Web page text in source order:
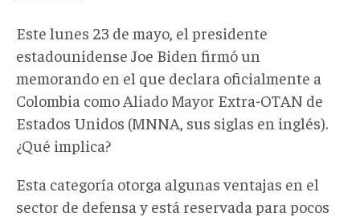
Este lunes 23 de mayo, el presidente
estadounidense Joe Biden firmó un
memorando en el que declara oficialmente a
Colombia como Aliado Mayor Extra-OTAN de
Estados Unidos (MNNA, sus siglas en inglés).
¿Qué implica?
Esta categoría otorga algunas ventajas en el
sector de defensa y está reservada para pocos